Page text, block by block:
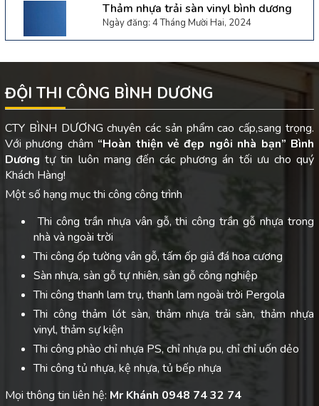
Thảm nhựa trải sàn vinyl bình dương
Ngày đăng: 4 Tháng Mười Hai, 2024
ĐỘI THI CÔNG BÌNH DƯƠNG
CTY BÌNH DƯƠNG chuyên các sản phẩm cao cấp,sang trọng.
Với phương châm “Hoàn thiện vẻ đẹp ngôi nhà bạn” Bình
Dươngtự tin luôn mang đến các phương án tối ưu cho quý
Khách Hàng!
Một số hạng mục thi công công trình
Thi công trần nhựa vân gỗ, thi công trần gỗ nhựa trong
nhà và ngoài trời
Thi công ốp tường vân gỗ, tấm ốp giả đá hoa cương
Sàn nhựa, sàn gỗ tự nhiên, sàn gỗ công nghiệp
Thi công thanh lam trụ, thanh lam ngoài trời Pergola
Thi công thảm lót sàn, thảm nhựa trải sàn, thảm nhựa
vinyl, thảm sự kiện
Thi công phào chỉ nhựa PS, chỉ nhựa pu, chỉ chỉ uốn dẻo
Thi công tủ nhựa, kệ nhựa, tủ bếp nhựa
Mọi thông tin liên hệ: Mr Khánh 0948 74 32 74